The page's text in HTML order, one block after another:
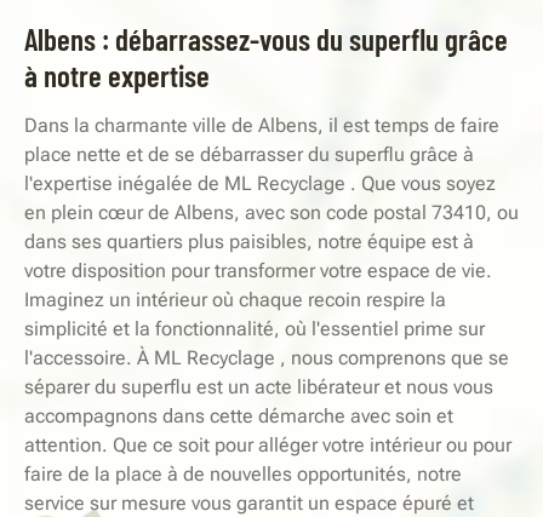
Albens : débarrassez-vous du superflu grâce
à notre expertise
Dans la charmante ville de Albens, il est temps de faire
place nette et de se débarrasser du superflu grâce à
l'expertise inégalée de ML Recyclage . Que vous soyez
en plein cœur de Albens, avec son code postal 73410, ou
dans ses quartiers plus paisibles, notre équipe est à
votre disposition pour transformer votre espace de vie.
Imaginez un intérieur où chaque recoin respire la
simplicité et la fonctionnalité, où l'essentiel prime sur
l'accessoire. À ML Recyclage , nous comprenons que se
séparer du superflu est un acte libérateur et nous vous
accompagnons dans cette démarche avec soin et
attention. Que ce soit pour alléger votre intérieur ou pour
faire de la place à de nouvelles opportunités, notre
service sur mesure vous garantit un espace épuré et